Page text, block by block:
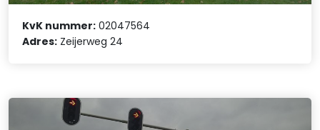
KvK nummer: 02047564
Adres: Zeijerweg 24